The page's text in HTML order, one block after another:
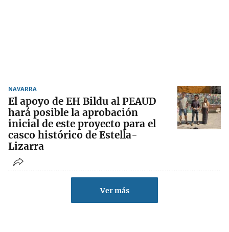
NAVARRA
El apoyo de EH Bildu al PEAUD
hará posible la aprobación
inicial de este proyecto para el
casco histórico de Estella-
Lizarra
Ver más